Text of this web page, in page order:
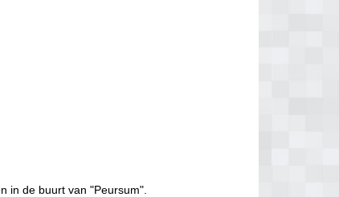
in de buurt van "Peursum".